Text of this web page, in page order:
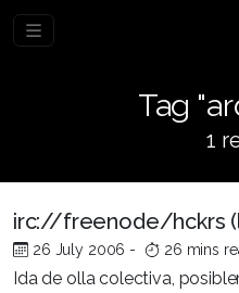
Tag
1
irc://freenode/hckrs
26 July 2006 - 26 mins
Ida de olla colectiva,